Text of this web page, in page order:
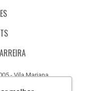
- Vila Mariana